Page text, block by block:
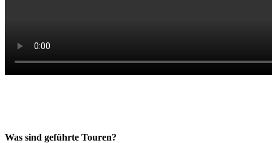
Was sind geführte Touren?